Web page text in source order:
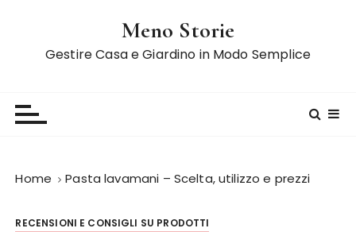
Meno Storie
Gestire Casa e Giardino in Modo Semplice
Home Pasta lavamani – Scelta, utilizzo e prezzi
RECENSIONI E CONSIGLI SU PRODOTTI